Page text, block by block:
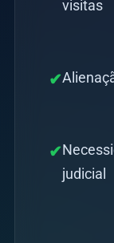
visitas
✔
✔
judicial